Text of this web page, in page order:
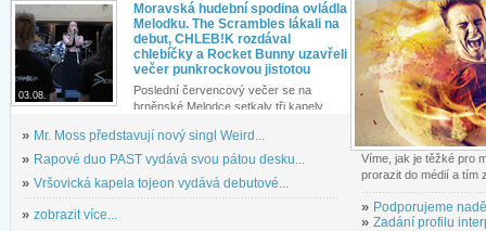
03.08.
Moravská hudební spodina ovládla
Melodku. The Scrambles lákali na
debut, CHLEB!K rozdával
chlebíčky a Rocket Bunny uzavřeli
večer punkrockovou jistotou
Poslední červencový večer se na
brněnské Melodce setkaly tři kapely...
» Mr. Moss představují nový singl Weird...
» Rapové duo PAST vydává svou pátou desku...
» Vršovická kapela tojeon vydává debutové...
» zobrazit více...
Víme, jak je těžké pro
prorazit do médií a tím
» Podporujeme
» Zadání profilu